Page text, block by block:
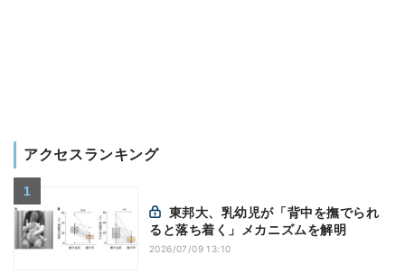
アクセスランキング
ると落ち着く」メカニズムを解明
2026/07/09 13:10